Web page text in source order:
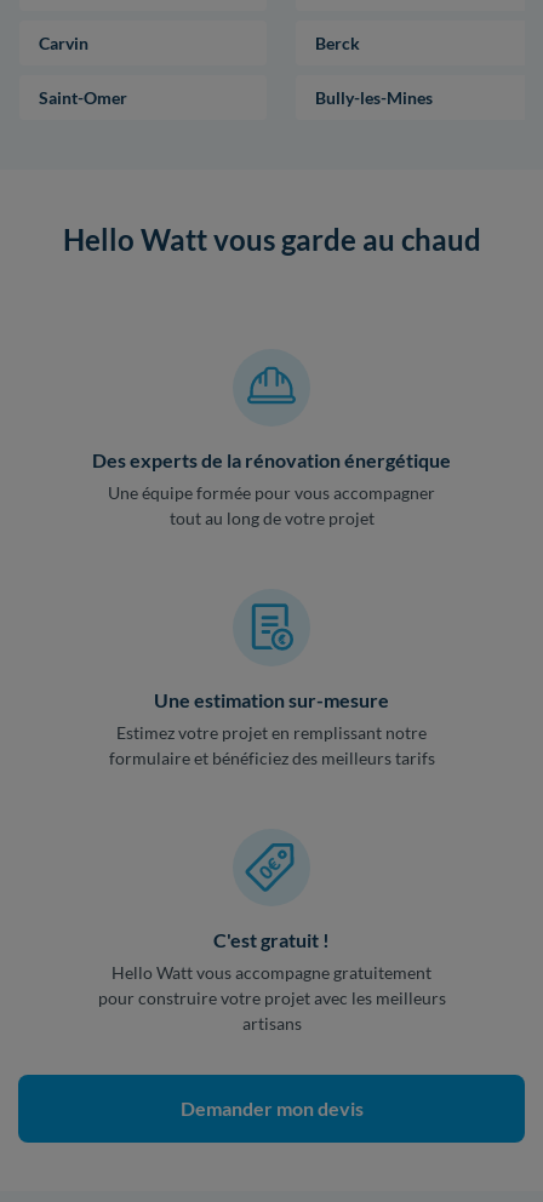
Carvin Berck
Saint-Omer Bully-les-Mines
Hello Watt vous garde au chaud
Des experts de la rénovation énergétique
Une équipe formée pour vous accompagner
tout au long de votre projet
Une estimation sur-mesure
Estimez votre projet en remplissant notre
formulaire et bénéficiez des meilleurs tarifs
C'est gratuit !
Hello Watt vous accompagne gratuitement
pour construire votre projet avec les meilleurs
artisans
Demander mon devis